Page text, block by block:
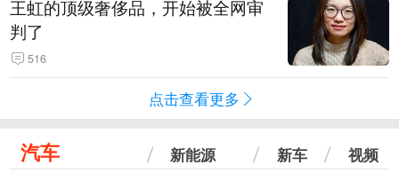
王虹的顶级奢侈品，开始被全网审
判了
516
点击查看更多
汽车 新能源 新车 视频